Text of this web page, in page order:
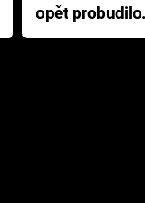
opět
přichází s